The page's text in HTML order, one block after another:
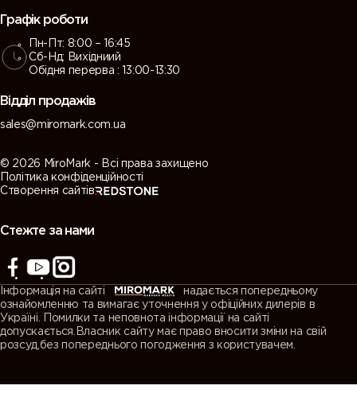
Графік роботи
Пн-Пт: 8:00 – 16:45
Сб-Нд: Вихідниий
Обідня перерва : 13:00-13:30
Відділ продажів
sales@miromark.com.ua
© 2026 MiroMark - Всі права захищено
Політика конфіденційності
Створення сайтів
Стежте за нами
Інформація на сайті
надається попередньому
ознайомленню та вимагає уточнення у офіційних дилерів в
Україні. Помилки та неповнота інформації на сайті
допускається.Власник сайту має право вносити зміни на свій
розсуд,без попереднього погодження з користувачем.